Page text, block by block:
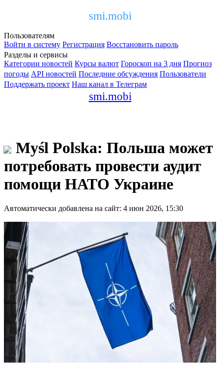
smi.mobi
Пользователям
Войти в систему Регистрация Восстановить пароль
Разделы и сервисы
Категории новостей Курсы валют Гороскоп на 3 дня Прогноз
погоды API новостей Последние обсуждения Пользователи
Поддержать проект Наш канал в Телеграм
smi.mobi
Myśl Polska: Польша может
потребовать провести аудит
помощи НАТО Украине
Автоматически добавлена на сайт: 4 июн 2026, 15:30